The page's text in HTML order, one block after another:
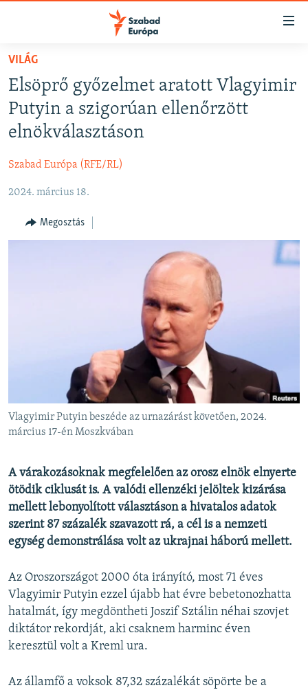
Akadálymentes
Ugrás
fő
oldalra
Ugrás
tartalomjegyzékre
NAPIRENDEN
AKTUÁLIS
PODCASTOK
ELEMZŐ
NER15
SZABADON
KLÍMAVÁLTOZÁS
A MÚLT TANULSÁGAI
KÖVESSEN MINKET!
Valamennyi RFE/RL weboldal
VILÁG
Elsöprő győzelmet aratott Vlagyimir
Putyin a szigorúan ellenőrzött
elnökválasztáson
Szabad Európa (RFE/RL)
2024. március 18.
Megosztás
Vlagyimir Putyin beszéde az urnazárást követően, 2024.
március 17-én Moszkvában
A várakozásoknak megfelelően az orosz elnök elnyerte
ötödik ciklusát is. A valódi ellenzéki jelöltek kizárása
mellett lebonyolított választáson a hivatalos adatok
szerint 87 százalék szavazott rá, a cél is a nemzeti
egység demonstrálása volt az ukrajnai háború mellett.
Az Oroszországot 2000 óta irányító, most 71 éves
Vlagyimir Putyin ezzel újabb hat évre bebetonozhatta
hatalmát, így megdöntheti Joszif Sztálin néhai szovjet
diktátor rekordját, aki csaknem harminc éven
keresztül volt a Kreml ura.
Az államfő a voksok 87,32 százalékát söpörte be a
FELIRATKOZÁS
Spotify